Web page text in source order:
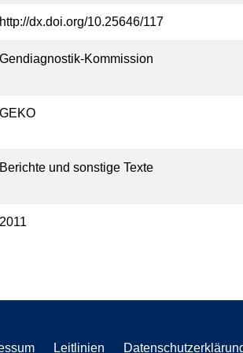
http://dx.doi.org/10.25646/117
Gendiagnostik-Kommission
GEKO
Berichte und sonstige Texte
2011
Leitlinien